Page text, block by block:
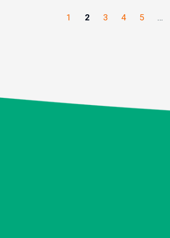
1 2 3 4 5 …